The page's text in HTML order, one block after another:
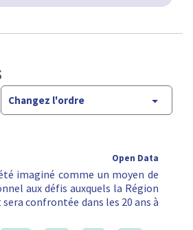
Changez l'ordre
Open Data
imaginé comme un moyen de
aux défis auxquels la Région
confrontée dans les 20 ans à